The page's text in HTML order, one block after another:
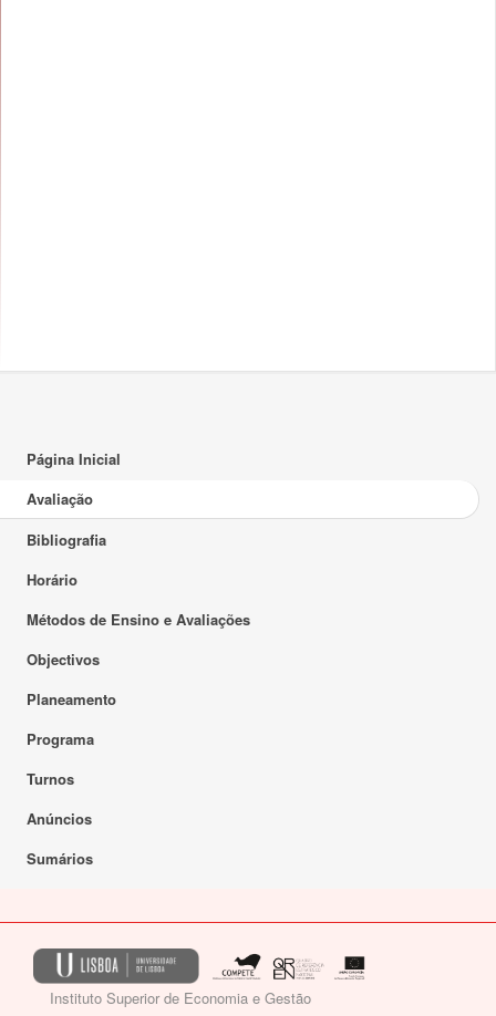
Página Inicial
Avaliação
Bibliografia
Horário
Métodos de Ensino e Avaliações
Objectivos
Planeamento
Programa
Turnos
Anúncios
Sumários
Instituto Superior de Economia e Gestão